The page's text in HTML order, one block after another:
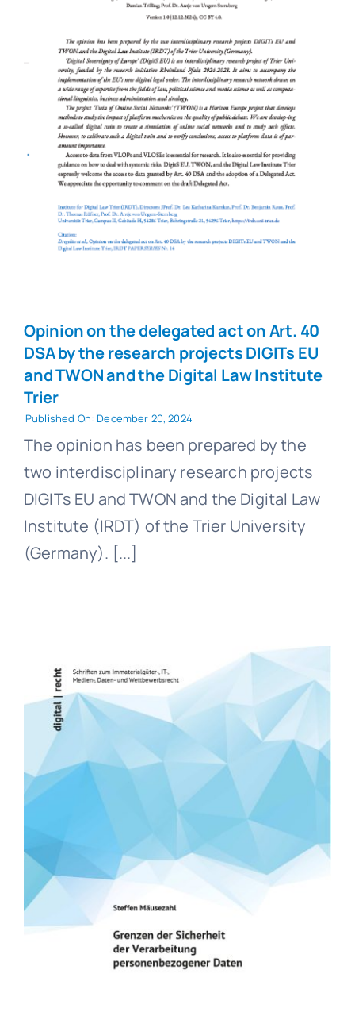
Opinion on the delegated act on Art. 40
DSA by the research projects DIGITs EU
and TWON and the Digital Law Institute
Trier
Published On: December 20, 2024
The opinion has been prepared by the
two interdisciplinary research projects
DIGITs EU and TWON and the Digital Law
Institute (IRDT) of the Trier University
(Germany). [...]